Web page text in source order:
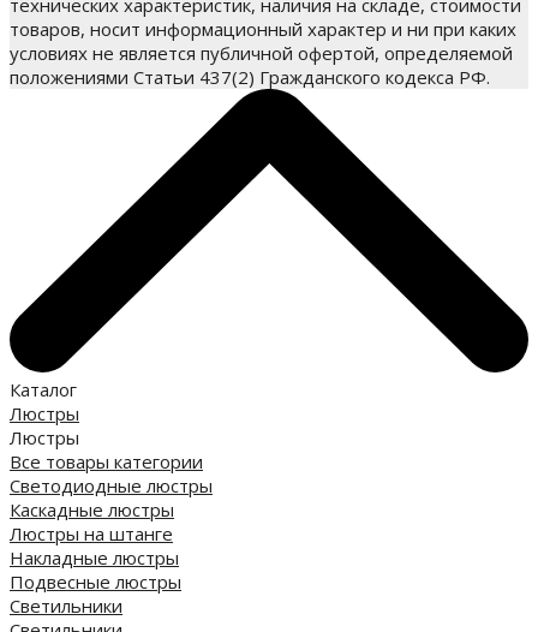
товаров, носит информационный характер и ни при каких
условиях не является публичной офертой, определяемой
положениями Статьи 437(2) Гражданского кодекса РФ.
Каталог
Люстры
Люстры
Все товары категории
Светодиодные люстры
Каскадные люстры
Люстры на штанге
Накладные люстры
Подвесные люстры
Светильники